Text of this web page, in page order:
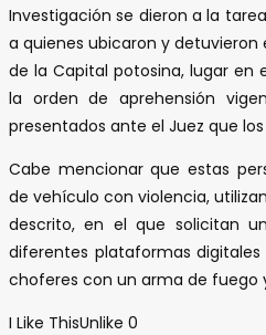
Investigación se dieron a la
a quienes ubicaron y
de la Capital potosina, lugar en
la orden de aprehensión
presentados ante el Juez que
Cabe mencionar que estas
de vehículo con violencia,
descrito, en el que solicitan
diferentes plataformas
choferes con un arma de fuego
I Like ThisUnlike 0